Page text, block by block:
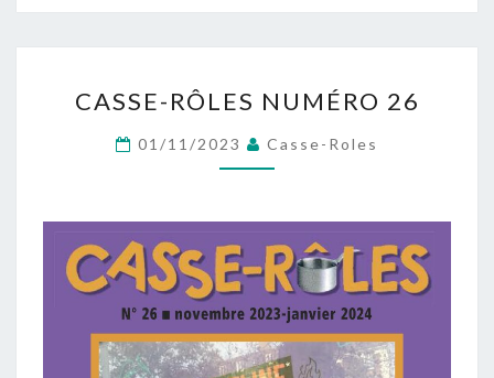
RÔLES
NUMÉRO
26
CASSE-RÔLES NUMÉRO 26
01/11/2023 Casse-Roles